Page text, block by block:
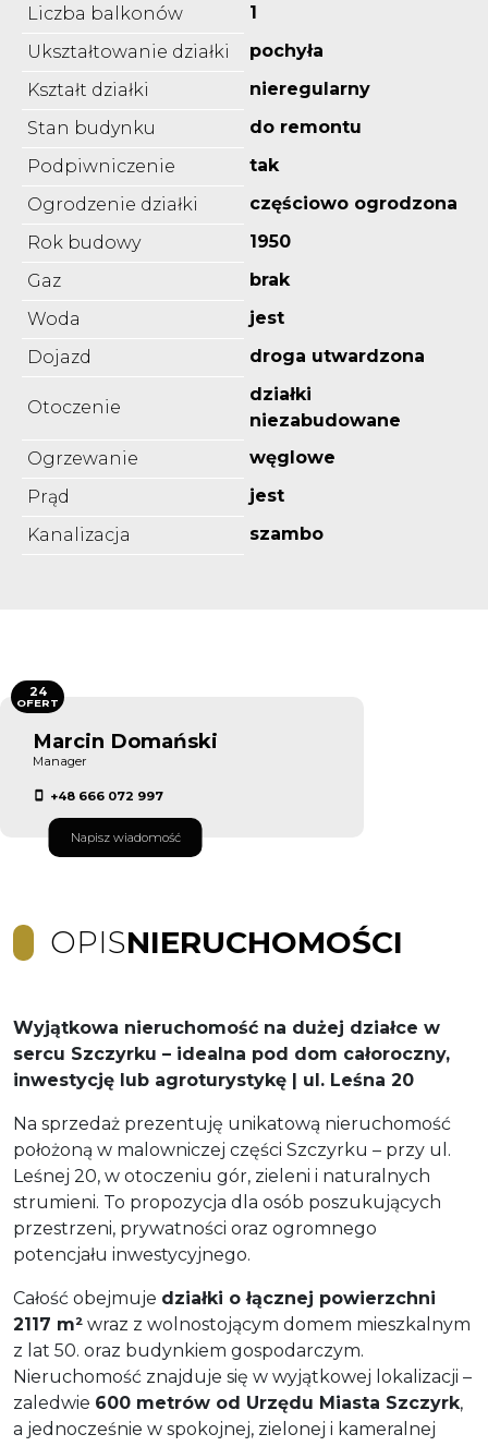
Liczba balkonów
1
Ukształtowanie działki
pochyła
Kształt działki
nieregularny
Stan budynku
do remontu
Podpiwniczenie
tak
Ogrodzenie działki
częściowo ogrodzona
Rok budowy
1950
Gaz
brak
Woda
jest
Dojazd
droga utwardzona
Otoczenie
działki
niezabudowane
Ogrzewanie
węglowe
Prąd
jest
Kanalizacja
szambo
Marcin Domański
Manager
+48 666 072 997
Napisz wiadomość
24
OFERT
OPISNIERUCHOMOŚCI
Wyjątkowa nieruchomość na dużej działce w
sercu Szczyrku – idealna pod dom całoroczny,
inwestycję lub agroturystykę | ul. Leśna 20
Na sprzedaż prezentuję unikatową nieruchomość
położoną w malowniczej części Szczyrku – przy ul.
Leśnej 20, w otoczeniu gór, zieleni i naturalnych
strumieni. To propozycja dla osób poszukujących
przestrzeni, prywatności oraz ogromnego
potencjału inwestycyjnego.
Całość obejmuje działki o łącznej powierzchni
2117 m² wraz z wolnostojącym domem mieszkalnym
z lat 50. oraz budynkiem gospodarczym.
Nieruchomość znajduje się w wyjątkowej lokalizacji –
zaledwie 600 metrów od Urzędu Miasta Szczyrk,
a jednocześnie w spokojnej, zielonej i kameralnej